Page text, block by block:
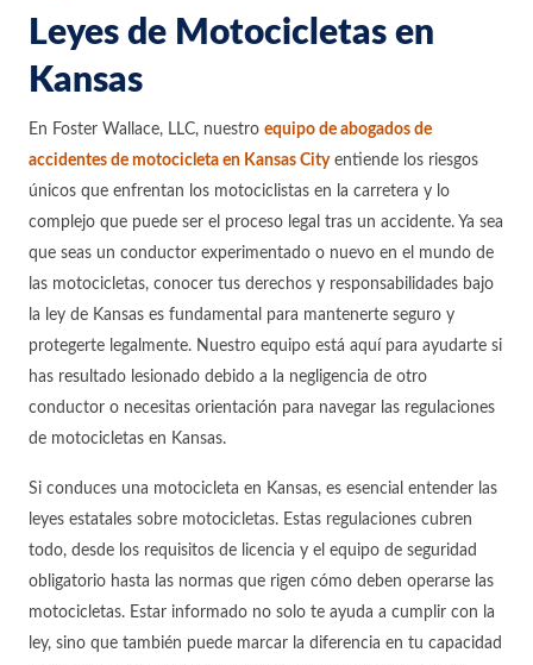
Leyes de Motocicletas en
Kansas
En Foster Wallace, LLC, nuestro equipo de abogados de
accidentes de motocicleta en Kansas Cityentiende los riesgos
únicos que enfrentan los motociclistas en la carretera y lo
complejo que puede ser el proceso legal tras un accidente. Ya sea
que seas un conductor experimentado o nuevo en el mundo de
las motocicletas, conocer tus derechos y responsabilidades bajo
la ley de Kansas es fundamental para mantenerte seguro y
protegerte legalmente. Nuestro equipo está aquí para ayudarte si
has resultado lesionado debido a la negligencia de otro
conductor o necesitas orientación para navegar las regulaciones
de motocicletas en Kansas.
Si conduces una motocicleta en Kansas, es esencial entender las
leyes estatales sobre motocicletas. Estas regulaciones cubren
todo, desde los requisitos de licencia y el equipo de seguridad
obligatorio hasta las normas que rigen cómo deben operarse las
motocicletas. Estar informado no solo te ayuda a cumplir con la
ley, sino que también puede marcar la diferencia en tu capacidad